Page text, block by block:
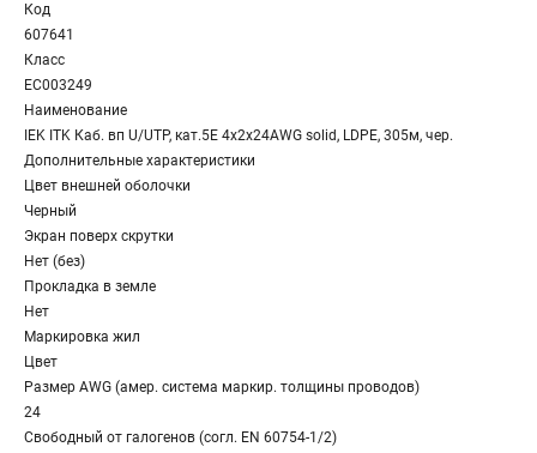
Код
607641
Класс
EC003249
Наименование
IEK ITK Каб. вп U/UTP, кат.5E 4х2х24AWG solid, LDPE, 305м, чер.
Дополнительные характеристики
Цвет внешней оболочки
Черный
Экран поверх скрутки
Нет (без)
Прокладка в земле
Нет
Маркировка жил
Цвет
Размер AWG (амер. система маркир. толщины проводов)
24
Свободный от галогенов (согл. EN 60754-1/2)